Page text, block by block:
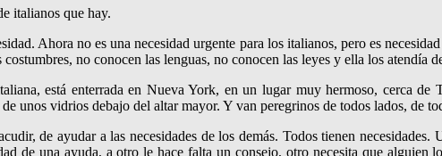
italianos que hay.
Ahora no es una necesidad urgente para los italianos, pero es
no conocen las lenguas, no conocen las leyes y ella los atendía
está enterrada en Nueva York, en un lugar muy hermoso, cerca
unos vidrios debajo del altar mayor. Y van peregrinos de todos lados, de
de ayudar a las necesidades de los demás. Todos tienen
de una ayuda, a otro le hace falta un consejo, otro necesita que alguien